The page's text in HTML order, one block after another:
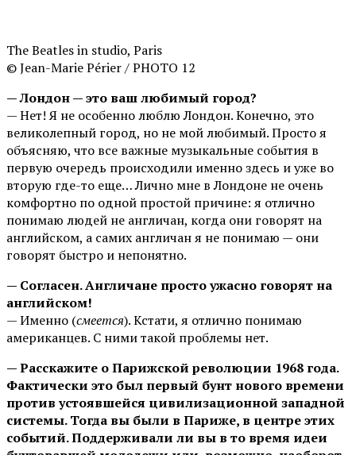
The Beatles in studio, Paris
© Jean-Marie Périer / PHOTO 12
— Лондон — это ваш любимый город?
— Нет! Я не особенно люблю Лондон. Конечно, это
великолепный город, но не мой любимый. Просто я
объясняю, что все важные музыкальные события в
первую очередь происходили именно здесь и уже во
вторую где-то еще… Лично мне в Лондоне не очень
комфортно по одной простой причине: я отлично
понимаю людей не англичан, когда они говорят на
английском, а самих англичан я не понимаю — они
говорят быстро и непонятно.
— Согласен. Англичане просто ужасно говорят на
английском!
— Именно (смеется). Кстати, я отлично понимаю
американцев. С ними такой проблемы нет.
— Расскажите о Парижской революции 1968 года.
Фактически это был первый бунт нового времени
против устоявшейся цивилизационной западной
системы. Тогда вы были в Париже, в центре этих
событий. Поддерживали ли вы в то время идеи